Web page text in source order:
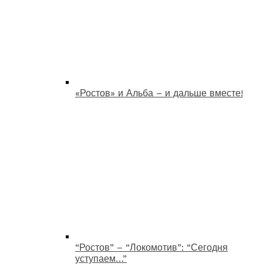
«Ростов» и Альба – и дальше вместе!
“Ростов” – “Локомотив”: “Сегодня
уступаем…”